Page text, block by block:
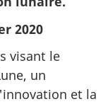
2020
visant le
un
et la